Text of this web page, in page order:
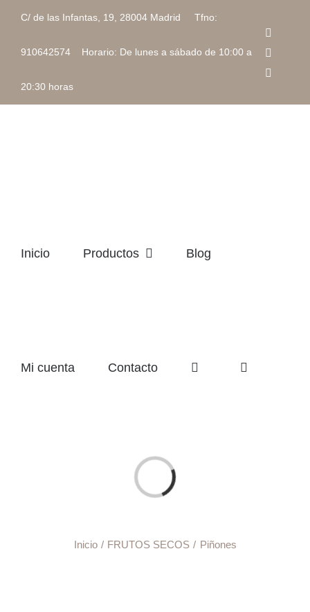
contenido
C/ de las Infantas, 19, 28004 Madrid Tfno:
910642574 Horario: De lunes a sábado de 10:00 a
20:30 horas
Inicio Productos Blog
Mi cuenta Contacto
Cargando...
Inicio FRUTOS SECOS Piñones